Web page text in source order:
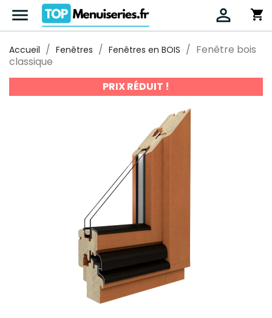
 shopping_cart

Accueil Fenêtres Fenêtres en BOIS
Fenêtre bois
classique
PRIX RÉDUIT !